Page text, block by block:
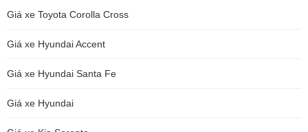
Giá xe Toyota Corolla Cross
Giá xe Hyundai Accent
Giá xe Hyundai Santa Fe
Giá xe Hyundai